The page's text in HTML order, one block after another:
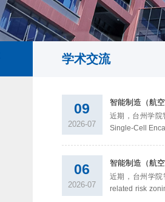
学术交流
09
2026-07
智能制造（航
近期，台州学院
Single-Cell
06
2026-07
智能制造（航
近期，台州学
related risk